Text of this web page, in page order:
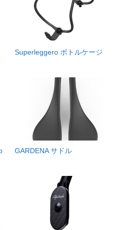
Superleggero ボトルケージ
GARDENA サドル